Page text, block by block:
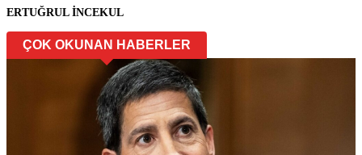
ERTUĞRUL İNCEKUL
ÇOK OKUNAN HABERLER